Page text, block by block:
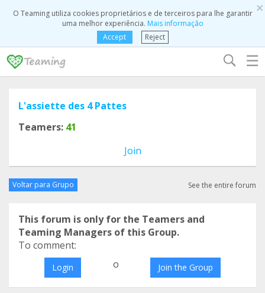
×
O Teaming utiliza cookies proprietários e de terceiros para lhe garantir
uma melhor experiência. Mais informação
Accept
Reject
☰
L'assiette des 4 Pattes
Teamers: 41
Join
Voltar para Grupo See the entire forum
This forum is only for the Teamers and
Teaming Managers of this Group.
To comment:
Login o Join the Group